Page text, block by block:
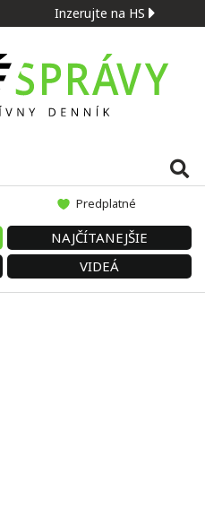
Inzerujte na HS
Predplatné
NAJČÍTANEJŠIE
VIDEÁ